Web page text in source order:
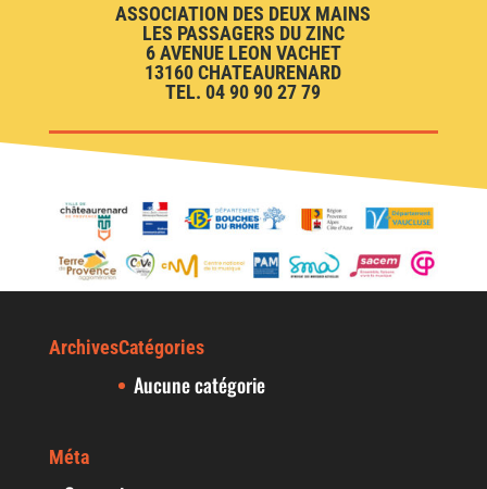
ASSOCIATION DES DEUX MAINS
LES PASSAGERS DU ZINC
6 AVENUE LEON VACHET
13160 CHATEAURENARD
TEL. 04 90 90 27 79
ArchivesCatégories
Aucune catégorie
Méta